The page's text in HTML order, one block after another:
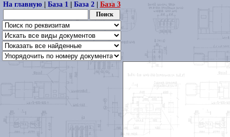
На главную| База 1| База 2| База 3